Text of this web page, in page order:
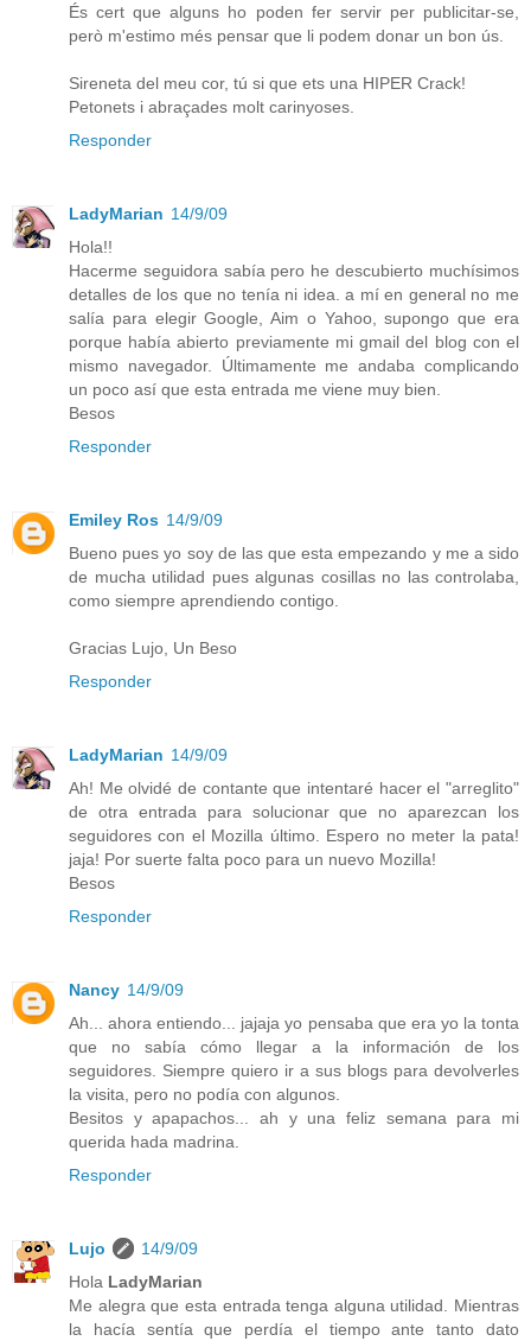
És cert que alguns ho poden fer servir per publicitar-se,
però m'estimo més pensar que li podem donar un bon ús.
Sireneta del meu cor, tú si que ets una HIPER Crack!
Petonets i abraçades molt carinyoses.
Responder
LadyMarian 14/9/09
Hola!!
Hacerme seguidora sabía pero he descubierto muchísimos
detalles de los que no tenía ni idea. a mí en general no me
salía para elegir Google, Aim o Yahoo, supongo que era
porque había abierto previamente mi gmail del blog con el
mismo navegador. Últimamente me andaba complicando
un poco así que esta entrada me viene muy bien.
Besos
Responder
Emiley Ros 14/9/09
Bueno pues yo soy de las que esta empezando y me a sido
de mucha utilidad pues algunas cosillas no las controlaba,
como siempre aprendiendo contigo.
Gracias Lujo, Un Beso
Responder
LadyMarian 14/9/09
Ah! Me olvidé de contante que intentaré hacer el "arreglito"
de otra entrada para solucionar que no aparezcan los
seguidores con el Mozilla último. Espero no meter la pata!
jaja! Por suerte falta poco para un nuevo Mozilla!
Besos
Responder
Nancy 14/9/09
Ah... ahora entiendo... jajaja yo pensaba que era yo la tonta
que no sabía cómo llegar a la información de los
seguidores. Siempre quiero ir a sus blogs para devolverles
la visita, pero no podía con algunos.
Besitos y apapachos... ah y una feliz semana para mi
querida hada madrina.
Responder
Lujo
14/9/09
Hola LadyMarian
Me alegra que esta entrada tenga alguna utilidad. Mientras
la hacía sentía que perdía el tiempo ante tanto dato